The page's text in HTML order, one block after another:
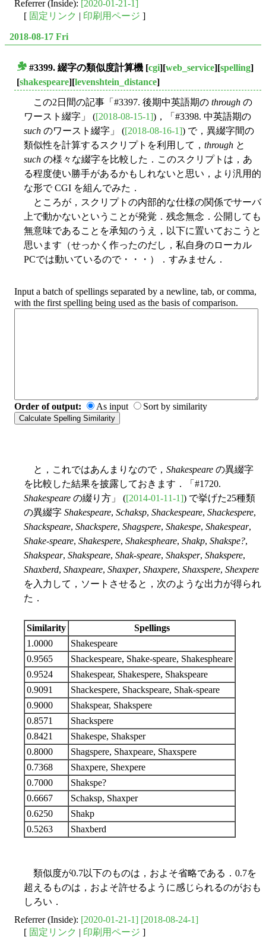
Referrer (Inside): [2020-01-21-1]
[ 固定リンク | 印刷用ページ ]
2018-08-17 Fri
#3399. 綴字の類似度計算機 [cgi][web_service][spelling]
[shakespeare][levenshtein_distance]
この2日間の記事「#3397. 後期中英語期の through の
ワースト綴字」 ([2018-08-15-1])，「#3398. 中英語期の
such のワースト綴字」 ([2018-08-16-1]) で，異綴字間の
類似性を計算するスクリプトを利用して， through と
such の様々な綴字を比較した．このスクリプトは，あ
る程度使い勝手があるかもしれないと思い，より汎用的
な形で CGI を組んでみた．
ところが，スクリプトの内部的な仕様の関係でサーバ
上で動かないということが発覚．残念無念．公開しても
無意味であることを承知のうえ，以下に置いておこうと
思います（せっかく作ったのだし，私自身のローカル
PCでは動いているので・・・）．すみません．
Input a batch of spellings separated by a newline, tab, or comma,
with the first spelling being used as the basis of comparison.
Order of output: As input Sort by similarity
と，これではあんまりなので， Shakespeare の異綴字
を比較した結果を披露しておきます．「#1720.
Shakespeare の綴り方」 ([2014-01-11-1]) で挙げた25種類
の異綴字 Shakespeare, Schaksp, Shackespeare, Shackespere,
Shackspeare, Shackspere, Shagspere, Shakespe, Shakespear,
Shake-speare, Shakespere, Shakespheare, Shakp, Shakspe?,
Shakspear, Shakspeare, Shak-speare, Shaksper, Shakspere,
Shaxberd, Shaxpeare, Shaxper, Shaxpere, Shaxspere, Shexpere
を入力して，ソートさせると，次のような出力が得られ
た．
Similarity
Spellings
1.0000
Shakespeare
0.9565
Shackespeare, Shake-speare, Shakespheare
0.9524
Shakespear, Shakespere, Shakspeare
0.9091
Shackespere, Shackspeare, Shak-speare
0.9000
Shakspear, Shakspere
0.8571
Shackspere
0.8421
Shakespe, Shaksper
0.8000
Shagspere, Shaxpeare, Shaxspere
0.7368
Shaxpere, Shexpere
0.7000
Shakspe?
0.6667
Schaksp, Shaxper
0.6250
Shakp
0.5263
Shaxberd
類似度が0.7以下のものは，およそ省略である．0.7を
超えるものは，およそ許せるように感じられるのがおも
しろい．
Referrer (Inside): [2020-01-21-1] [2018-08-24-1]
[ 固定リンク | 印刷用ページ ]